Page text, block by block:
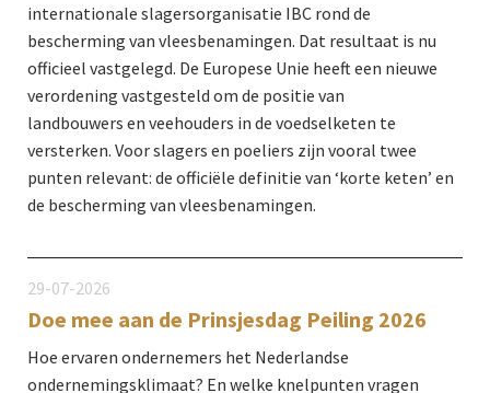
internationale slagersorganisatie IBC rond de
bescherming van vleesbenamingen. Dat resultaat is nu
officieel vastgelegd. De Europese Unie heeft een nieuwe
verordening vastgesteld om de positie van
landbouwers en veehouders in de voedselketen te
versterken. Voor slagers en poeliers zijn vooral twee
punten relevant: de officiële definitie van ‘korte keten’ en
de bescherming van vleesbenamingen.
29-07-2026
Doe mee aan de Prinsjesdag Peiling 2026
Hoe ervaren ondernemers het Nederlandse
ondernemingsklimaat? En welke knelpunten vragen